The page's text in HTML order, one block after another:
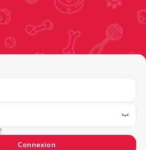
Connexion
profile%2F3243863f-49d3-